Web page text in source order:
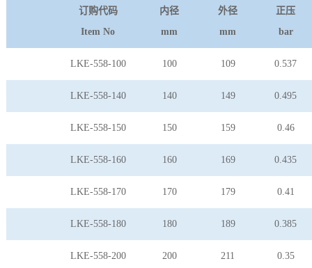
订购代码
Item No
内径
mm
外径
mm
正压
bar
LKE-558-100 100 109 0.537
LKE-558-140 140 149 0.495
LKE-558-150 150 159 0.46
LKE-558-160 160 169 0.435
LKE-558-170 170 179 0.41
LKE-558-180 180 189 0.385
LKE-558-200 200 211 0.35